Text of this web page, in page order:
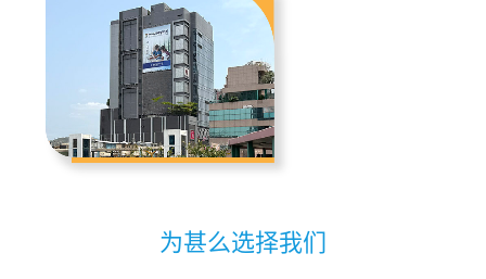
为甚么选择我们